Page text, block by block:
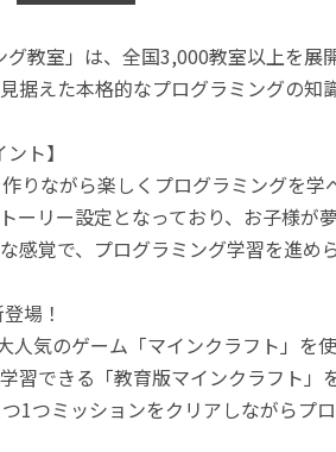
グ教室」は、全国3,000教室以上を展
据えた本格的なプログラミングの知
ト】
りながら楽しくプログラミングを学
ーリー設定となっており、お子様が
感覚で、プログラミング学習を進めら
場！
気のゲーム「マインクラフト」を
習できる「教育版マインクラフト」
1つミッションをクリアしながらプ